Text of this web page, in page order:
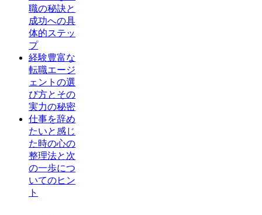
職の秘訣と
成功への具
体的ステッ
プ
経験豊富な
転職エージ
ェントの選
び方とその
実力の秘密
仕事を辞め
たいと感じ
た時の心の
整理法と次
の一歩につ
いてのヒン
ト